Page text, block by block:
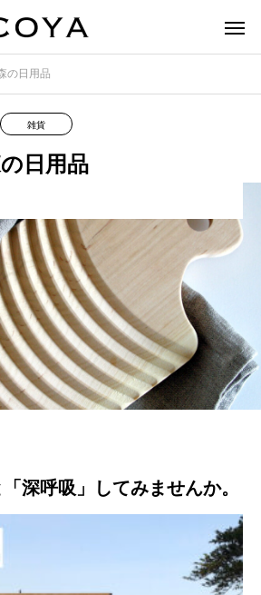
の日用品
雑貨
日用品
深呼吸」してみませんか。